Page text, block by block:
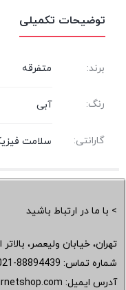
توضیحات تکمیلی
برند: متفرقه
رنگ: آبی
گارانتی: سلامت
> با ما در ارتباط باشید
تهران، خیابان ولیعصر، بالاتر
شماره تماس: 88894439
آدرس ایمیل: